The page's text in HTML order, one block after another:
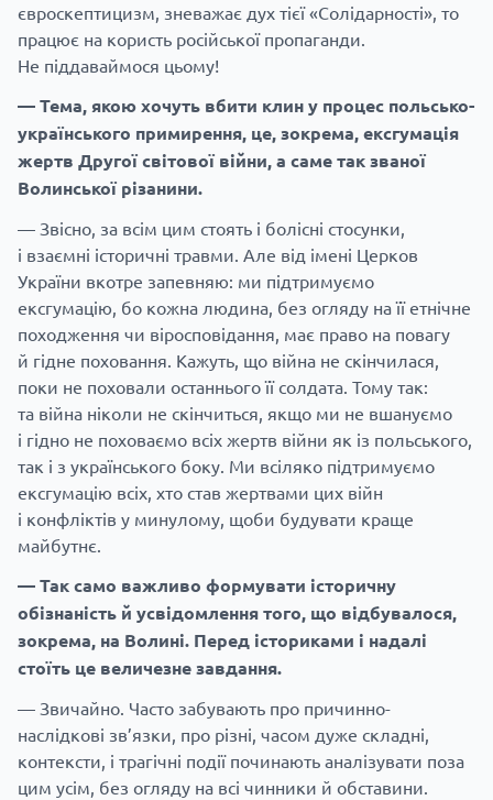
євроскептицизм, зневажає дух тієї «Солідарності», то
працює на користь російської пропаганди.
Не піддаваймося цьому!
— Тема, якою хочуть вбити клин у процес польсько-
українського примирення, це, зокрема, ексгумація
жертв Другої світової війни, а саме так званої
Волинської різанини.
— Звісно, за всім цим стоять і болісні стосунки,
і взаємні історичні травми. Але від імені Церков
України вкотре запевняю: ми підтримуємо
ексгумацію, бо кожна людина, без огляду на її етнічне
походження чи віросповідання, має право на повагу
й гідне поховання. Кажуть, що війна не скінчилася,
поки не поховали останнього її солдата. Тому так:
та війна ніколи не скінчиться, якщо ми не вшануємо
і гідно не поховаємо всіх жертв війни як із польського,
так і з українського боку. Ми всіляко підтримуємо
ексгумацію всіх, хто став жертвами цих війн
і конфліктів у минулому, щоби будувати краще
майбутнє.
— Так само важливо формувати історичну
обізнаність й усвідомлення того, що відбувалося,
зокрема, на Волині. Перед істориками і надалі
стоїть це величезне завдання.
— Звичайно. Часто забувають про причинно-
наслідкові зв’язки, про різні, часом дуже складні,
контексти, і трагічні події починають аналізувати поза
цим усім, без огляду на всі чинники й обставини.